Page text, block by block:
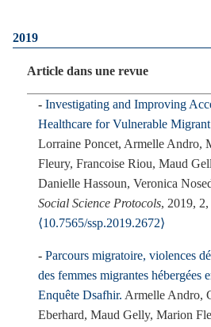
2019
Article dans une revue
Investigating and Improving
Healthcare for Vulnerable
Lorraine Poncet, Armelle Andro,
Fleury, Francoise Riou, Maud
Danielle Hassoun, Veronica
Social Science Protocols, 2019,
⟨10.7565/ssp.2019.2672⟩
Parcours migratoire, violences
des femmes migrantes hébergées
Enquête Dsafhir. Armelle Andro,
Eberhard, Maud Gelly, Marion